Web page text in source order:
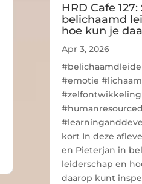
HRD Cafe
belichaamd
hoe kun je
Apr 3, 2026
#emotie
#zelfontwikkeling
kort In deze
en Pieterjan in
leiderschap en
daarop kunt